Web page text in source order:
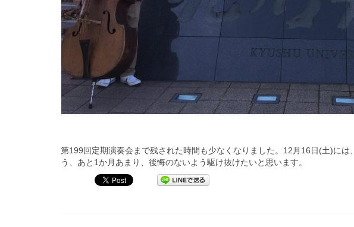
第199回定期演奏会まで残された時間も少なくなりました。 12月16日(土)には、
う、 あと1か月あまり、後悔のないよう駆け抜けたいと思います。